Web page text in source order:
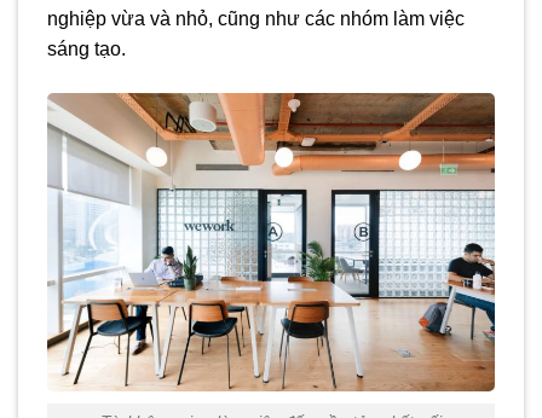
nghiệp vừa và nhỏ, cũng như các nhóm làm việc
sáng tạo.